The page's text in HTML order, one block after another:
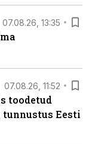
07.08.26, 13:35
07.08.26, 11:52
toodetud
Eesti